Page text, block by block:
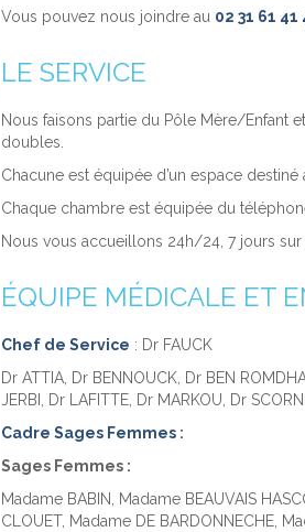
Vous pouvez nous joindre au 02 31 61 41
LE SERVICE
Nous faisons partie du Pôle Mère/Enfant
doubles.
Chacune est équipée d’un espace destiné
Chaque chambre est équipée du
Nous vous accueillons 24h/24, 7 jours sur
ÉQUIPE MÉDICALE ET
Chef de Service : Dr FAUCK
Dr ATTIA, Dr BENNOUCK, Dr BEN
JERBI, Dr LAFITTE, Dr MARKOU, Dr
Cadre Sages Femmes:
Sages Femmes :
Madame BABIN, Madame BEAUVAIS
CLOUET, Madame DE BARDONNECHE,